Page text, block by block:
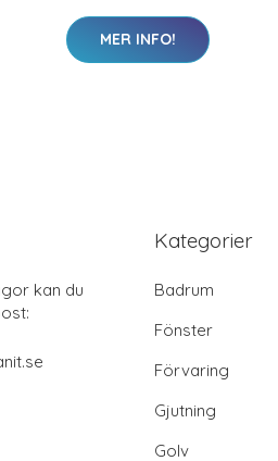
MER INFO!
kan du
Kategorier
Badrum
Fönster
Förvaring
Gjutning
Golv